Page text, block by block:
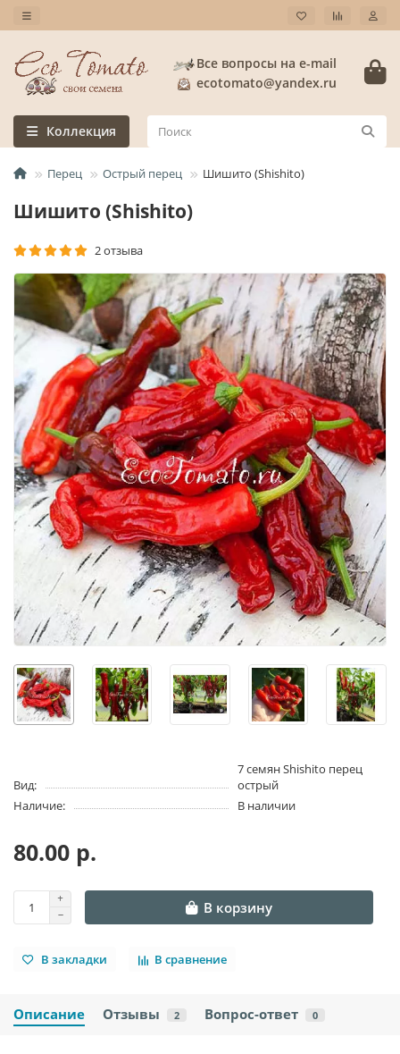
Все вопросы на e-mail
ecotomato@yandex.ru
Коллекция
Перец Острый перец Шишито (Shishito)
Шишито (Shishito)
2 отзыва
Вид:
7 семян Shishito перец
острый
Наличие:
В наличии
80.00 р.
В корзину
В закладки В сравнение
Описание Отзывы 2 Вопрос-ответ 0